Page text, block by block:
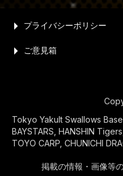
プライバシーポリシー
ご意見箱
Tokyo Yakult Swallows
BAYSTARS, HANSHIN
TOYO CARP, CHUNICHI
掲載の情報・画像等